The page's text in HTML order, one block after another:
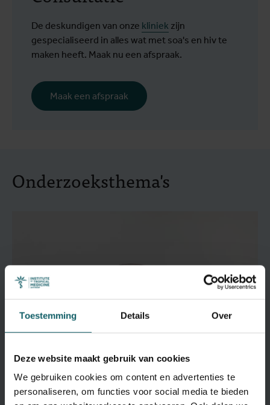
Toestemming Details Over
Deze website maakt gebruik van cookies
We gebruiken cookies om content en advertenties te
personaliseren, om functies voor social media te bieden
De deskundigen van onze kliniek zijn
gespecialiseerd in alles wat met soa's en hiv te
maken heeft. Maak nu een afspraak.
Maak een afspraak
Onderzoeksthema's